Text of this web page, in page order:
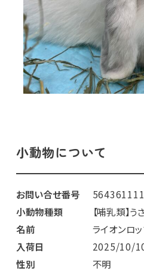
小動物について
お問い合せ番号
小動物種類
【哺乳類】う
名前
ライオンロ
入荷日
2025/10/
性別
不明